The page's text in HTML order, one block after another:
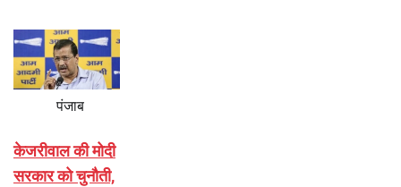
पंजाब
केजरीवाल की मोदी
सरकार को चुनौती,